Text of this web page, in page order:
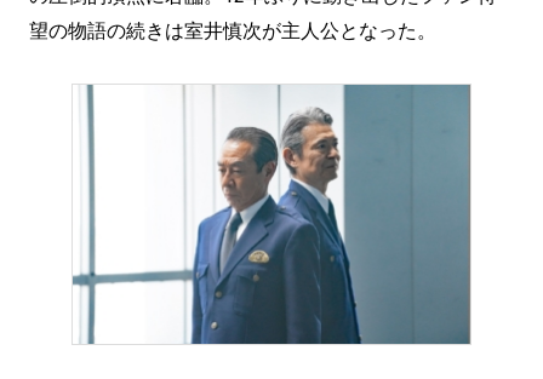
望の物語の続きは室井慎次が主人公となった。